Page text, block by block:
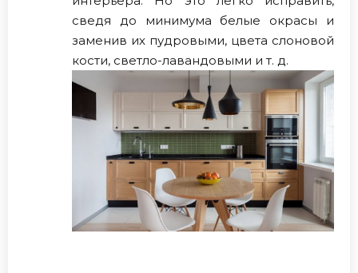
сведя до минимума белые окрасы и
заменив их пудровыми, цвета слоновой
кости, светло-лавандовыми и т. д.